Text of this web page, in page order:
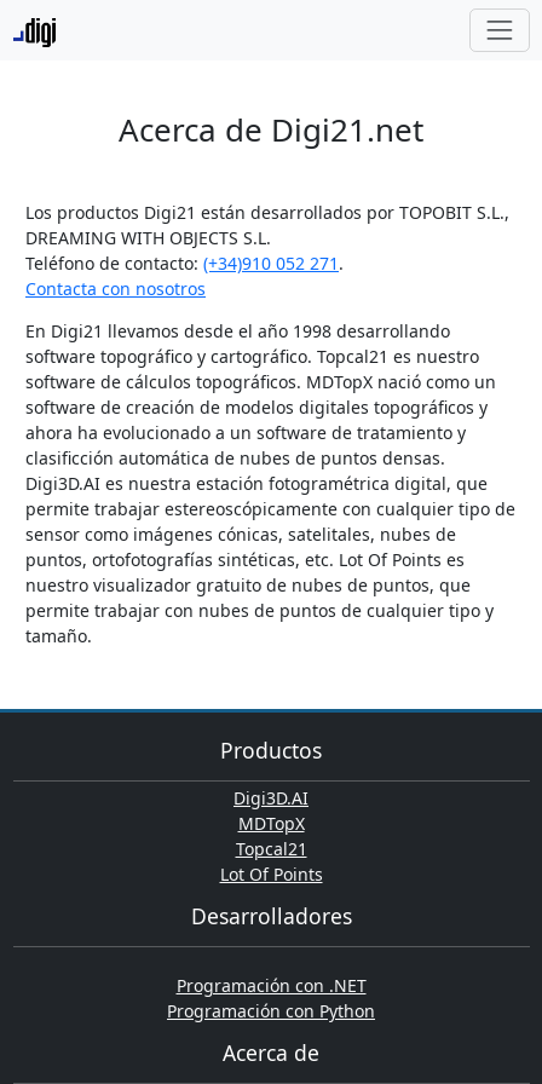
Acerca de Digi21.net
Los productos Digi21 están desarrollados por TOPOBIT S.L.,
DREAMING WITH OBJECTS S.L.
Teléfono de contacto: (+34)910 052 271 .
Contacta con nosotros
En Digi21 llevamos desde el año 1998 desarrollando
software topográfico y cartográfico. Topcal21 es nuestro
software de cálculos topográficos. MDTopX nació como un
software de creación de modelos digitales topográficos y
ahora ha evolucionado a un software de tratamiento y
clasificción automática de nubes de puntos densas.
Digi3D.AI es nuestra estación fotogramétrica digital, que
permite trabajar estereoscópicamente con cualquier tipo de
sensor como imágenes cónicas, satelitales, nubes de
puntos, ortofotografías sintéticas, etc. Lot Of Points es
nuestro visualizador gratuito de nubes de puntos, que
permite trabajar con nubes de puntos de cualquier tipo y
tamaño.
Productos
Digi3D.AI
MDTopX
Topcal21
Lot Of Points
Desarrolladores
Programación con .NET
Programación con Python
Acerca de